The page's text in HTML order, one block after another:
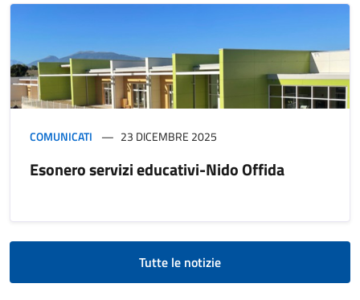
COMUNICATI 23 DICEMBRE 2025
Esonero servizi educativi-Nido Offida
Tutte le notizie